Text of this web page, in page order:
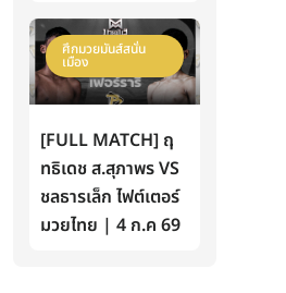
ศึกมวยมันส์สนั่น
เมือง
[FULL MATCH] ฤ
ทธิเดช ส.สุภาพร VS
ชลธารเล็ก ไฟต์เตอร์
มวยไทย | 4 ก.ค 69